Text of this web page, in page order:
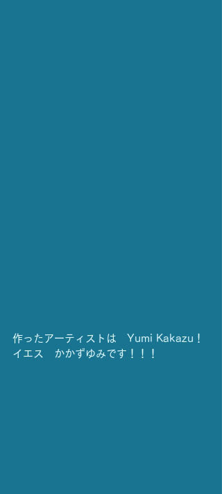
作ったアーティストは　Yumi Kakazu！
イエス　かかずゆみです！！！